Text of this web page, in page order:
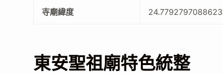
寺廟緯度 24.7792797088623
東安聖祖廟特色統整